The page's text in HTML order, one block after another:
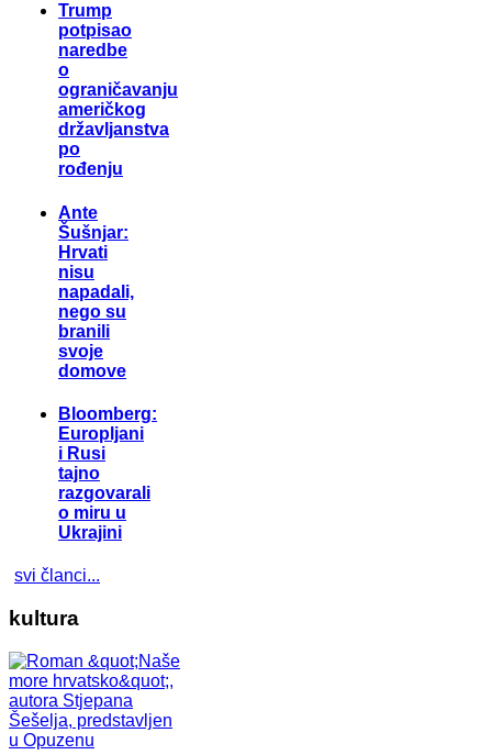
Trump
potpisao
naredbe
o
ograničavanju
američkog
državljanstva
po
rođenju
Ante
Šušnjar:
Hrvati
nisu
napadali,
nego su
branili
svoje
domove
Bloomberg:
Europljani
i Rusi
tajno
razgovarali
o miru u
Ukrajini
svi članci...
kultura